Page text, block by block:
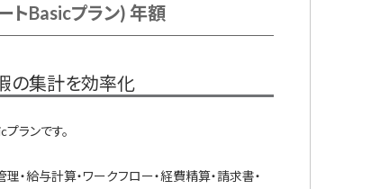
トBasicプラン) 年額
の集計を効率化
ランです。
・給与計算・ワークフロー・経費精算・請求書・